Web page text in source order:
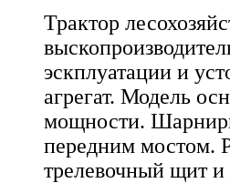
Трактор
эскплуатации и
агрегат. Модель
мощности.
передним мостом.
трелевочный щит и